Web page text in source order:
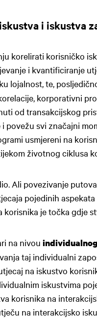
i iskustva
korelirati korisničko
i kvantificiranje
lojalnost, te,
korporativni
od transakcijskog
povežu svi značajni
usmjereni na
životnog ciklusa
Ali povezivanje
pojedinih
je točka gdje
na nivou
taj individualni
na iskustvo
iskustvima
korisnika na
na interakcijsko